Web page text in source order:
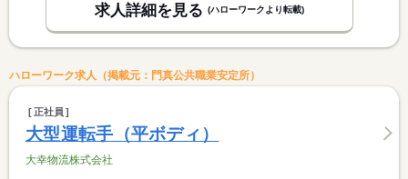
求人詳細を見る (ハローワークより転載)
ハローワーク求人（掲載元：門真公共職業安定所）
正社員
大型運転手（平ボディ）
大幸物流株式会社